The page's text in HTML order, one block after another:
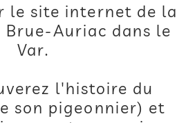
le site internet de la
Brue-Auriac dans le
Var.
l'histoire du
son pigeonnier) et